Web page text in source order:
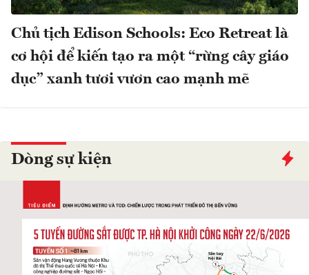
Dòng sự kiện
Chủ tịch Edison Schools: Eco Retreat là
cơ hội để kiến tạo ra một “rừng cây giáo
dục” xanh tươi vươn cao mạnh mẽ